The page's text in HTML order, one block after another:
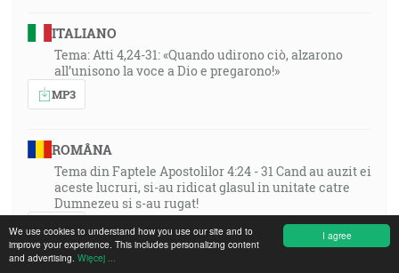
I agree
We use cookies to understand how you use our site and to
improve your experience. This includes personalizing content
and advertising. Więcej ...
ITALIANO
Tema: Atti 4,24-31: «Quando udirono ciò, alzarono
all’unisono la voce a Dio e pregarono!»
MP3
ROMÂNA
Tema din Faptele Apostolilor 4:24 - 31 Cand au auzit ei
aceste lucruri, si-au ridicat glasul in unitate catre
Dumnezeu si s-au rugat!
MP3